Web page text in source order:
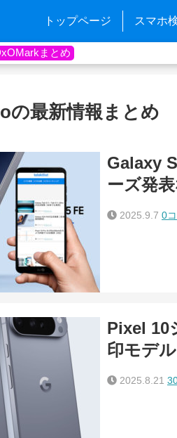
トップページ スマホ
まとめ
の最新情報まとめ
Galaxy
ーズ発
2025.9.7 0
Pixel 10
印モデ
2025.8.21